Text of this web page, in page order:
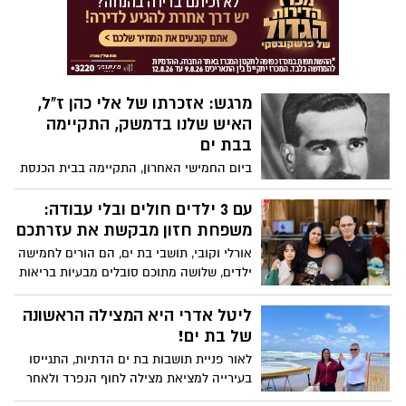
מרגש: אזכרתו של אלי כהן ז"ל,
האיש שלנו בדמשק, התקיימה
בבת ים
ביום החמישי האחרון, התקיימה בבית הכנסת
"ישורון" בבת ים, אזכרתו של אלי כהן, מגדולי
המרגלים הישראלים ו"האיש שלנו בדמשק".
כהן, שהוצא להורג בדמשק, לאחר שהתגלה
צפו בנאומו המרגש של אחיו הקטן, אברהם.
עם 3 ילדים חולים ובלי עבודה:
משפחת חזון מבקשת את עזרתכם
אורלי וקובי, תושבי בת ים, הם הורים לחמישה
ילדים, שלושה מתוכם סובלים מבעיות בריאות
קשות. כעת, לאחר שקובי פוטר מעבודתו -
הם פונים לעזרה ומבקשים מכל מי שידו
משגת, לסייע לכלכלת המשפחה.
ליטל אדרי היא המצילה הראשונה
של בת ים!
לאור פניית תושבות בת ים הדתיות, התגייסו
בעירייה למציאת מצילה לחוף הנפרד ולאחר
חיפושים רבים, נכנסה ליטל אדרי לסוכת